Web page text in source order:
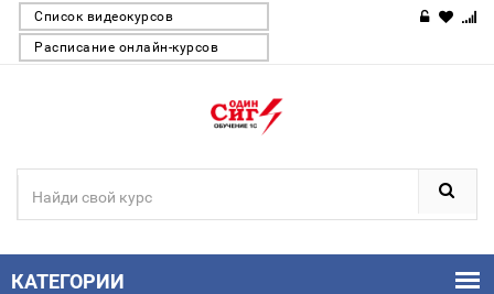
Список видеокурсов
Расписание онлайн-курсов
КАТЕГОРИИ